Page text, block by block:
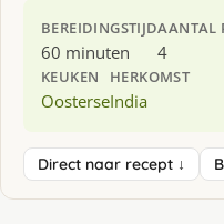
BEREIDINGSTIJD
60 minuten
AANTAL
4
KEUKEN
Oosterse
HERKOMST
India
Direct naar recept ↓